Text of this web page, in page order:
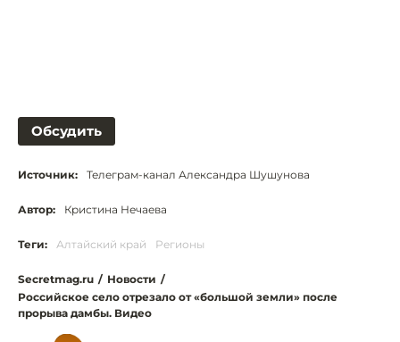
Обсудить
Источник: Телеграм-канал Александра Шушунова
Автор: Кристина Нечаева
Теги: Алтайский край Регионы
Secretmag.ru / Новости /
Российское село отрезало от «большой земли» после
прорыва дамбы. Видео